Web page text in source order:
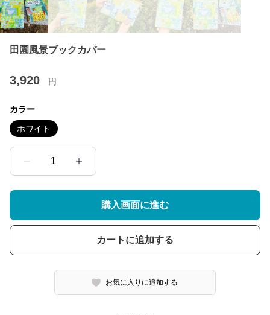
田園風景ブックカバー
3,920 円
カラー
ホワイト
1
購入画面に進む
カートに追加する
お気に入りに追加する